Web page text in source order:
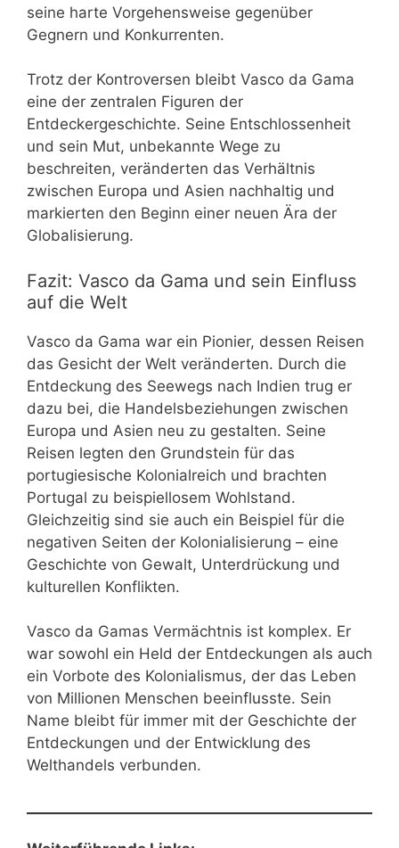
seine harte Vorgehensweise gegenüber
Gegnern und Konkurrenten.
Trotz der Kontroversen bleibt Vasco da Gama
eine der zentralen Figuren der
Entdeckergeschichte. Seine Entschlossenheit
und sein Mut, unbekannte Wege zu
beschreiten, veränderten das Verhältnis
zwischen Europa und Asien nachhaltig und
markierten den Beginn einer neuen Ära der
Globalisierung.
Fazit: Vasco da Gama und sein Einfluss
auf die Welt
Vasco da Gama war ein Pionier, dessen Reisen
das Gesicht der Welt veränderten. Durch die
Entdeckung des Seewegs nach Indien trug er
dazu bei, die Handelsbeziehungen zwischen
Europa und Asien neu zu gestalten. Seine
Reisen legten den Grundstein für das
portugiesische Kolonialreich und brachten
Portugal zu beispiellosem Wohlstand.
Gleichzeitig sind sie auch ein Beispiel für die
negativen Seiten der Kolonialisierung – eine
Geschichte von Gewalt, Unterdrückung und
kulturellen Konflikten.
Vasco da Gamas Vermächtnis ist komplex. Er
war sowohl ein Held der Entdeckungen als auch
ein Vorbote des Kolonialismus, der das Leben
von Millionen Menschen beeinflusste. Sein
Name bleibt für immer mit der Geschichte der
Entdeckungen und der Entwicklung des
Welthandels verbunden.